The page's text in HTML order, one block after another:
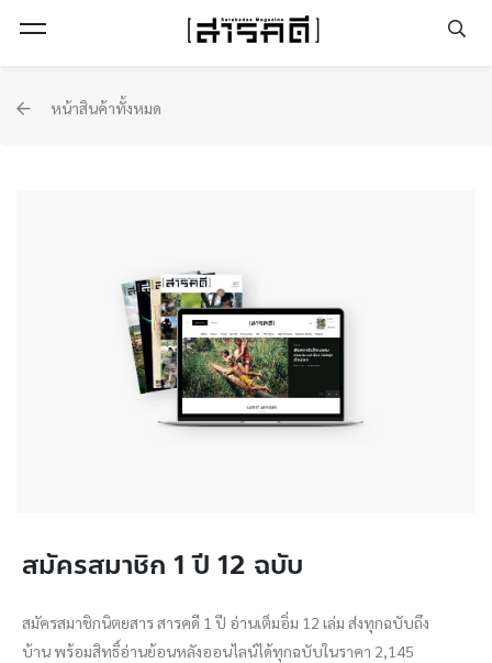
หน้าสินค้าทั้งหมด
สมัครสมาชิก 1 ปี 12 ฉบับ
สมัครสมาชิกนิตยสาร สารคดี 1 ปี อ่านเต็มอิ่ม 12 เล่ม ส่งทุกฉบับถึง
บ้าน พร้อมสิทธิ์อ่านย้อนหลังออนไลน์ได้ทุกฉบับในราคา 2,145